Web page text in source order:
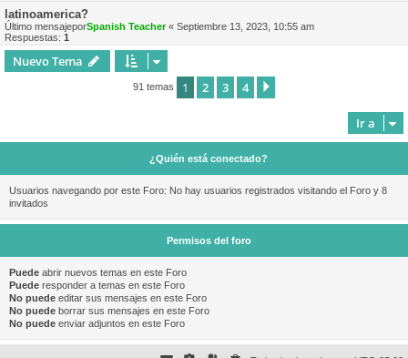
latinoamerica?
Último mensajeporSpanish Teacher« Septiembre 13, 2023, 10:55 am
Respuestas: 1
Nuevo Tema
91 temas 1 2 3 4
Ir a
¿Quién está conectado?
Usuarios navegando por este Foro: No hay usuarios registrados visitando el Foro y 8
invitados
Permisos del foro
Puede abrir nuevos temas en este Foro
Puede responder a temas en este Foro
No puede editar sus mensajes en este Foro
No puede borrar sus mensajes en este Foro
No puede enviar adjuntos en este Foro